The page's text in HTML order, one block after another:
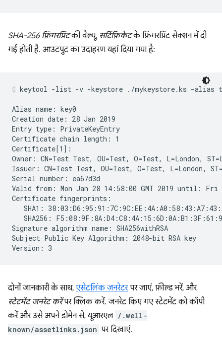
SHA-256 फ़िंगरप्रिंटकी वैल्यू, सर्टिफ़िकेटके फ़िंगरप्रिंट सेक्शन में दी
गई होती है. आउटपुट का उदाहरण यहां दिया गया है:
keytool -list -v -keystore ./mykeystore.ks -alias
Alias name: key0
Creation date: 28 Jan 2019
Entry type: PrivateKeyEntry
Certificate chain length: 1
Certificate[1]:
Owner: CN=Test Test, OU=Test, O=Test, L=London,
Issuer: CN=Test Test, OU=Test, O=Test, L=London,
Serial number: ea67d3d
Valid from: Mon Jan 28 14:58:00 GMT 2019 until: Fri
Certificate fingerprints:
SHA1:
SHA256:
Signature algorithm name: SHA256withRSA
Subject Public Key Algorithm: 2048-bit RSA key
दोनों जानकारी के साथ, एसेटलिंक जनरेटरपर जाएं, फ़ील्ड भरें, और
स्टेटमेंट जनरेट करेंपर क्लिक करें. जनरेट किए गए स्टेटमेंट को कॉपी
करें और उसे अपने डोमेन से, यूआरएल /.well-
known/assetlinks.json पर दिखाएं.